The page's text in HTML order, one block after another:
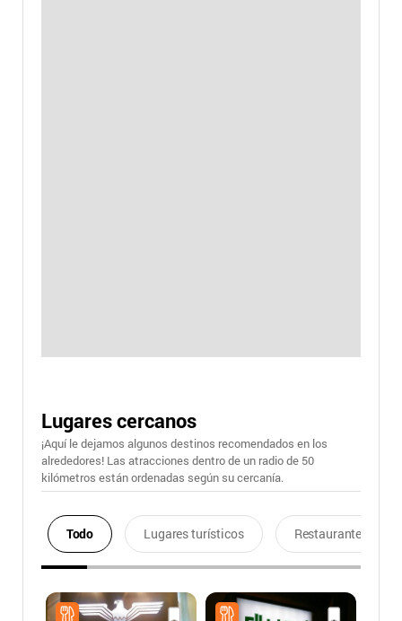
Lugares cercanos
¡Aquí le dejamos algunos destinos recomendados en los
alrededores! Las atracciones dentro de un radio de 50
kilómetros están ordenadas según su cercanía.
Todo Lugares turísticos Restaurantes